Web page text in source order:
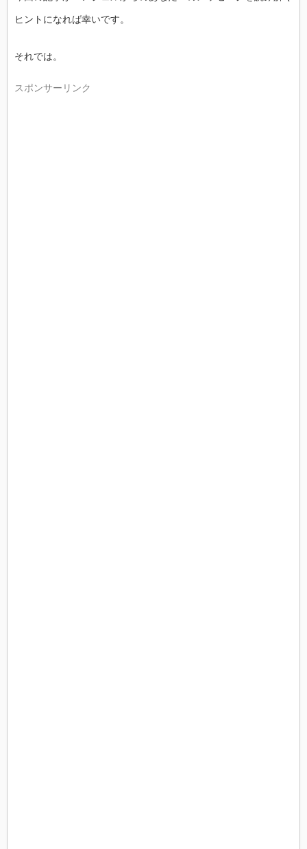
ヒントになれば幸いです。
それでは。
スポンサーリンク